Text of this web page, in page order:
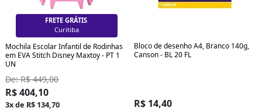
FRETE GRÁTIS
Florianópolis
Mochila Escolar Infantil de Rodinhas
em EVA Stitch Disney Maxtoy - PT 1
UN
De: R$ 449,00
R$ 404,10
3x de R$ 134,70
Bloco de desenho A4, Branco 140g,
Canson - BL 20 FL
R$ 14,40